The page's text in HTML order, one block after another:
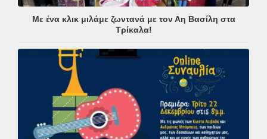
Με ένα κλικ μιλάμε ζωντανά με τον Αη Βασίλη στα
Τρίκαλα!